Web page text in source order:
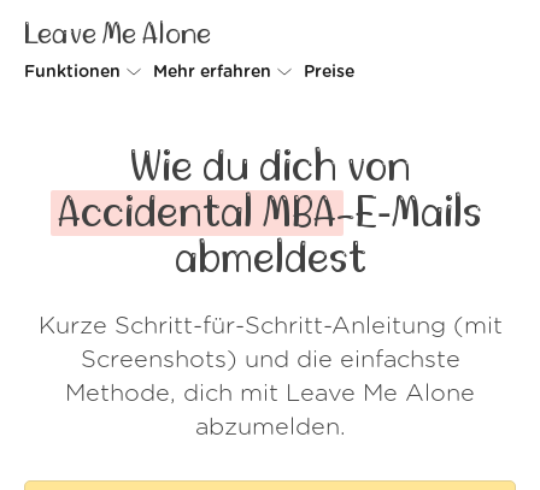
Leave Me Alone
Funktionen
Rollups
Screener
Do-not-disturb
Mehr erfahren
So geht's
Sicherheit
Über uns
Login
Preise
Wie du dich von
Accidental MBA-E‑Mails
abmeldest
Kurze Schritt-für-Schritt-Anleitung (mit
Screenshots) und die einfachste
Methode, dich mit Leave Me Alone
abzumelden.